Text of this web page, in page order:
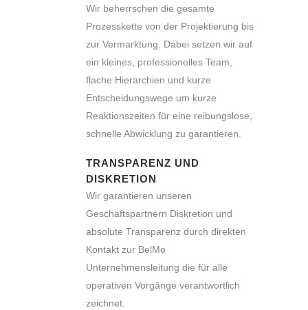
Wir beherrschen die gesamte
Prozesskette von der Projektierung bis
zur Vermarktung. Dabei setzen wir auf
ein kleines, professionelles Team,
flache Hierarchien und kurze
Entscheidungswege um kurze
Reaktionszeiten für eine reibungslose,
schnelle Abwicklung zu garantieren.
TRANSPARENZ UND
DISKRETION
Wir garantieren unseren
Geschäftspartnern Diskretion und
absolute Transparenz durch direkten
Kontakt zur BelMo
Unternehmensleitung die für alle
operativen Vorgänge verantwortlich
zeichnet.